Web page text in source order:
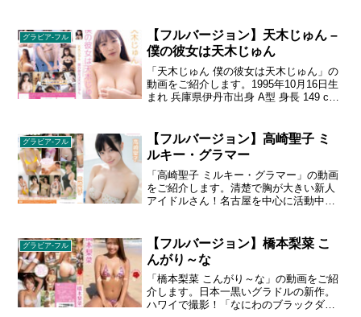
かそうなバストにロックオン
グラビア-フル
【フルバージョン】天木じゅん –
僕の彼女は天木じゅん
「天木じゅん 僕の彼女は天木じゅん」の
動画をご紹介します。1995年10月16日生
まれ 兵庫県伊丹市出身 A型 身長 149 cm
ル・天木じゅん。男子垂涎のIカップ二次
元ボディで人気の彼女が僕の彼女だった
なら…。写真集とリンクした世界で、人
気グラドルとイチャイチャ妄想デートを
叶えます。
グラビア-フル
【フルバージョン】高崎聖子 ミ
ルキー・グラマー
「高崎聖子 ミルキー・グラマー」の動画
をご紹介します。清楚で胸が大きい新人
アイドルさん！名古屋を中心に活動中の
生まれ／サイズ：Ｔ１５６、Ｂ８７・Ｗ
５９・Ｈ９０／愛知県出身
グラビア-フル
【フルバージョン】橋本梨菜 こ
んがり～な
「橋本梨菜 こんがり～な」の動画をご紹
介します。日本一黒いグラドルの新作。
ハワイで撮影！「なにわのブラックダイ